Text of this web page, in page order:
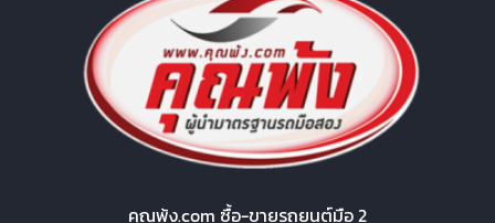
คุณพ้ง.com ซื้อ-ขายรถยนต์มือ 2